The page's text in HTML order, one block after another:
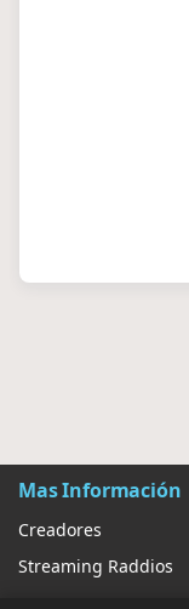
Mas Información
Creadores
Streaming Raddios